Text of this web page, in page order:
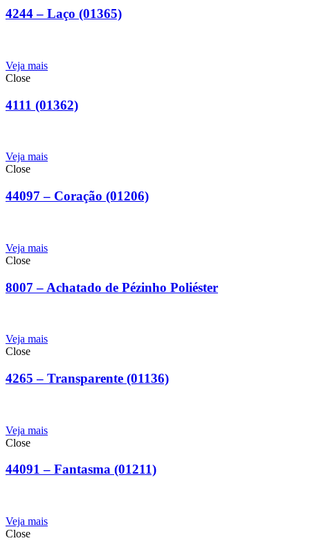
4244 – Laço (01365)
Veja mais
Close
4111 (01362)
Veja mais
Close
44097 – Coração (01206)
Veja mais
Close
8007 – Achatado de Pézinho Poliéster
Veja mais
Close
4265 – Transparente (01136)
Veja mais
Close
44091 – Fantasma (01211)
Veja mais
Close